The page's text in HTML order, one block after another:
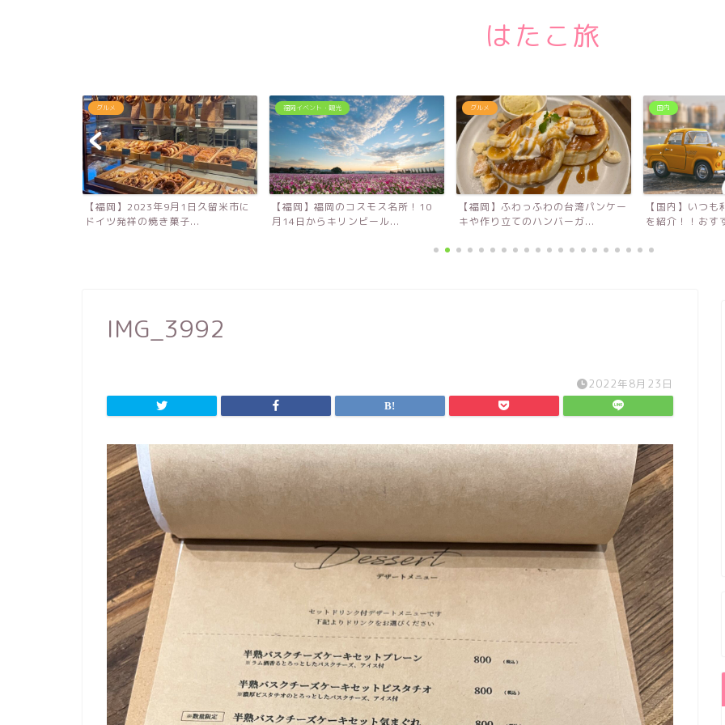
はたこ旅
福岡イベント・観光
【福岡】福岡のコスモス名所！10
月14日からキリンビール...
グルメ
【福岡】ふわっふわの台湾パンケー
キや作り立てのハンバーガ...
国内
【国内】いつも利用するレンタカー
を紹介！！おすすめレンタ...
国内
【大分】2023
園！！中津市の
IMG_3992
2022年8月23日